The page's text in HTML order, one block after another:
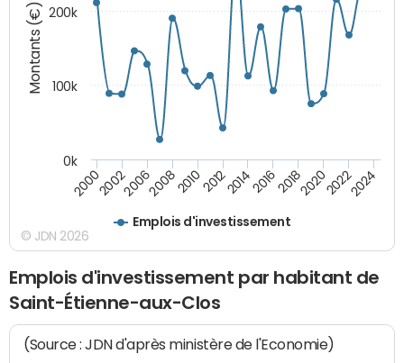
Montants (€)
Emplois d'investissement
200020022006200820102012201420162018202020222024
0k
100k
200k
© JDN 2026
Emplois d'investissement par habitant de
Saint-Étienne-aux-Clos
(Source : JDN d'après ministère de l'Economie)